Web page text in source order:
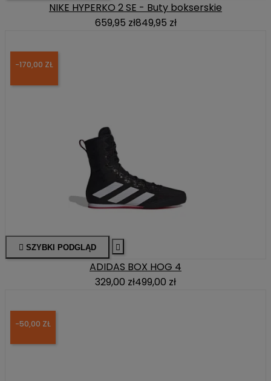
NIKE HYPERKO 2 SE - Buty bokserskie
659,95 zł849,95 zł
-170,00 ZŁ
 SZYBKI PODGLĄD 
ADIDAS BOX HOG 4
329,00 zł499,00 zł
-50,00 ZŁ